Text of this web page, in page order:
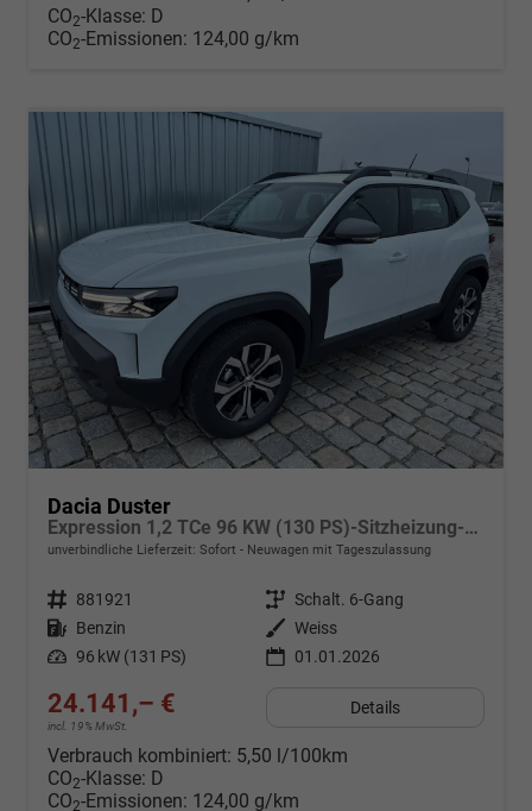
CO2-Klasse: D
CO2-Emissionen: 124,00 g/km
Dacia Duster
Expression 1,2 TCe 96 KW (130 PS)-Sitzheizung-Rückfahrkamera-AppleCarplay-Sofort
unverbindliche Lieferzeit: Sofort Neuwagen mit Tageszulassung
Fahrzeugnr. 881921 Getriebe Schalt. 6-Gang
Kraftstoff Benzin Außenfarbe Weiss
Leistung 96 kW (131 PS) 01.01.2026
24.141,– €
incl. 19% MwSt.
Details
Verbrauch kombiniert: 5,50 l/100km
CO2-Klasse: D
CO2-Emissionen: 124,00 g/km